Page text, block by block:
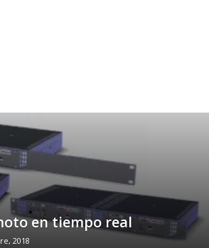
en tiempo real
2018